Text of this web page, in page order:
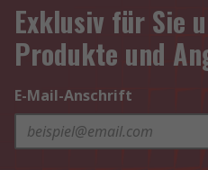
Exklusiv für Sie
Produkte und
E-Mail-Anschrift